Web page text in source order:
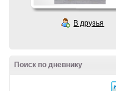
В друзья
Поиск по дневнику